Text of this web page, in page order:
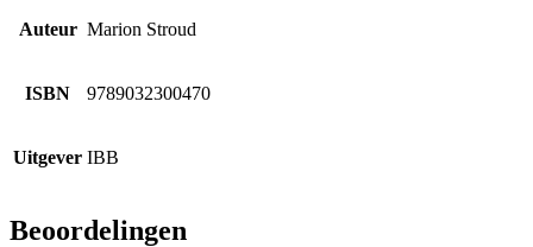
Auteur Marion Stroud
ISBN 9789032300470
Uitgever IBB
Beoordelingen